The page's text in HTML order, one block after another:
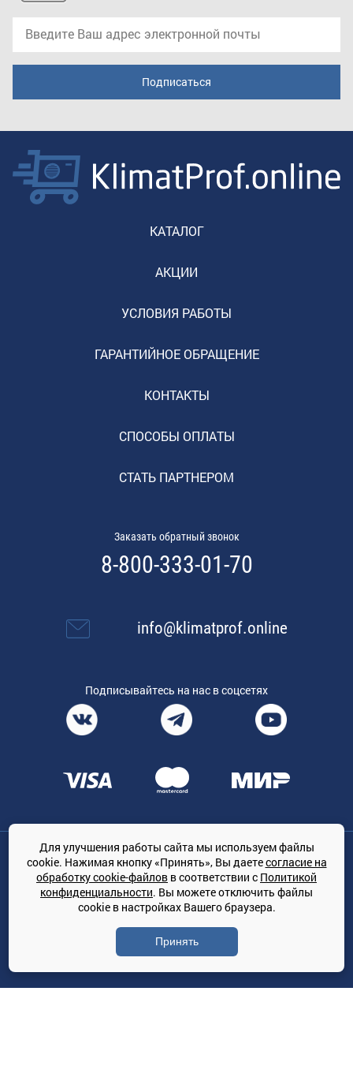
КАТАЛОГ
АКЦИИ
УСЛОВИЯ РАБОТЫ
ГАРАНТИЙНОЕ ОБРАЩЕНИЕ
КОНТАКТЫ
СПОСОБЫ ОПЛАТЫ
СТАТЬ ПАРТНЕРОМ
Заказать обратный звонок
8-800-333-01-70
info@klimatprof.online
Подписывайтесь на нас в соцсетях
Общество с ограниченной ответственностью «ТРЕЙДКОН», ОГРН:
1167847364079, 197022, г. Санкт-Петербург, проспект Медиков, 7
КЛИМАТПРОФ.ONLINE - оптовая продажа кондиционеров и
климатической техники на территории РФ
© Сайт принадлежит ООО «ТРЕЙДКОН»
Политика конфиденциальности
Для улучшения работы сайта мы используем файлы
cookie. Нажимая кнопку «Принять», Вы даетесогласие на
обработку cookie-файлов в соответствии с Политикой
конфиденциальности. Вы можете отключить файлы
cookie в настройках Вашего браузера.
Принять